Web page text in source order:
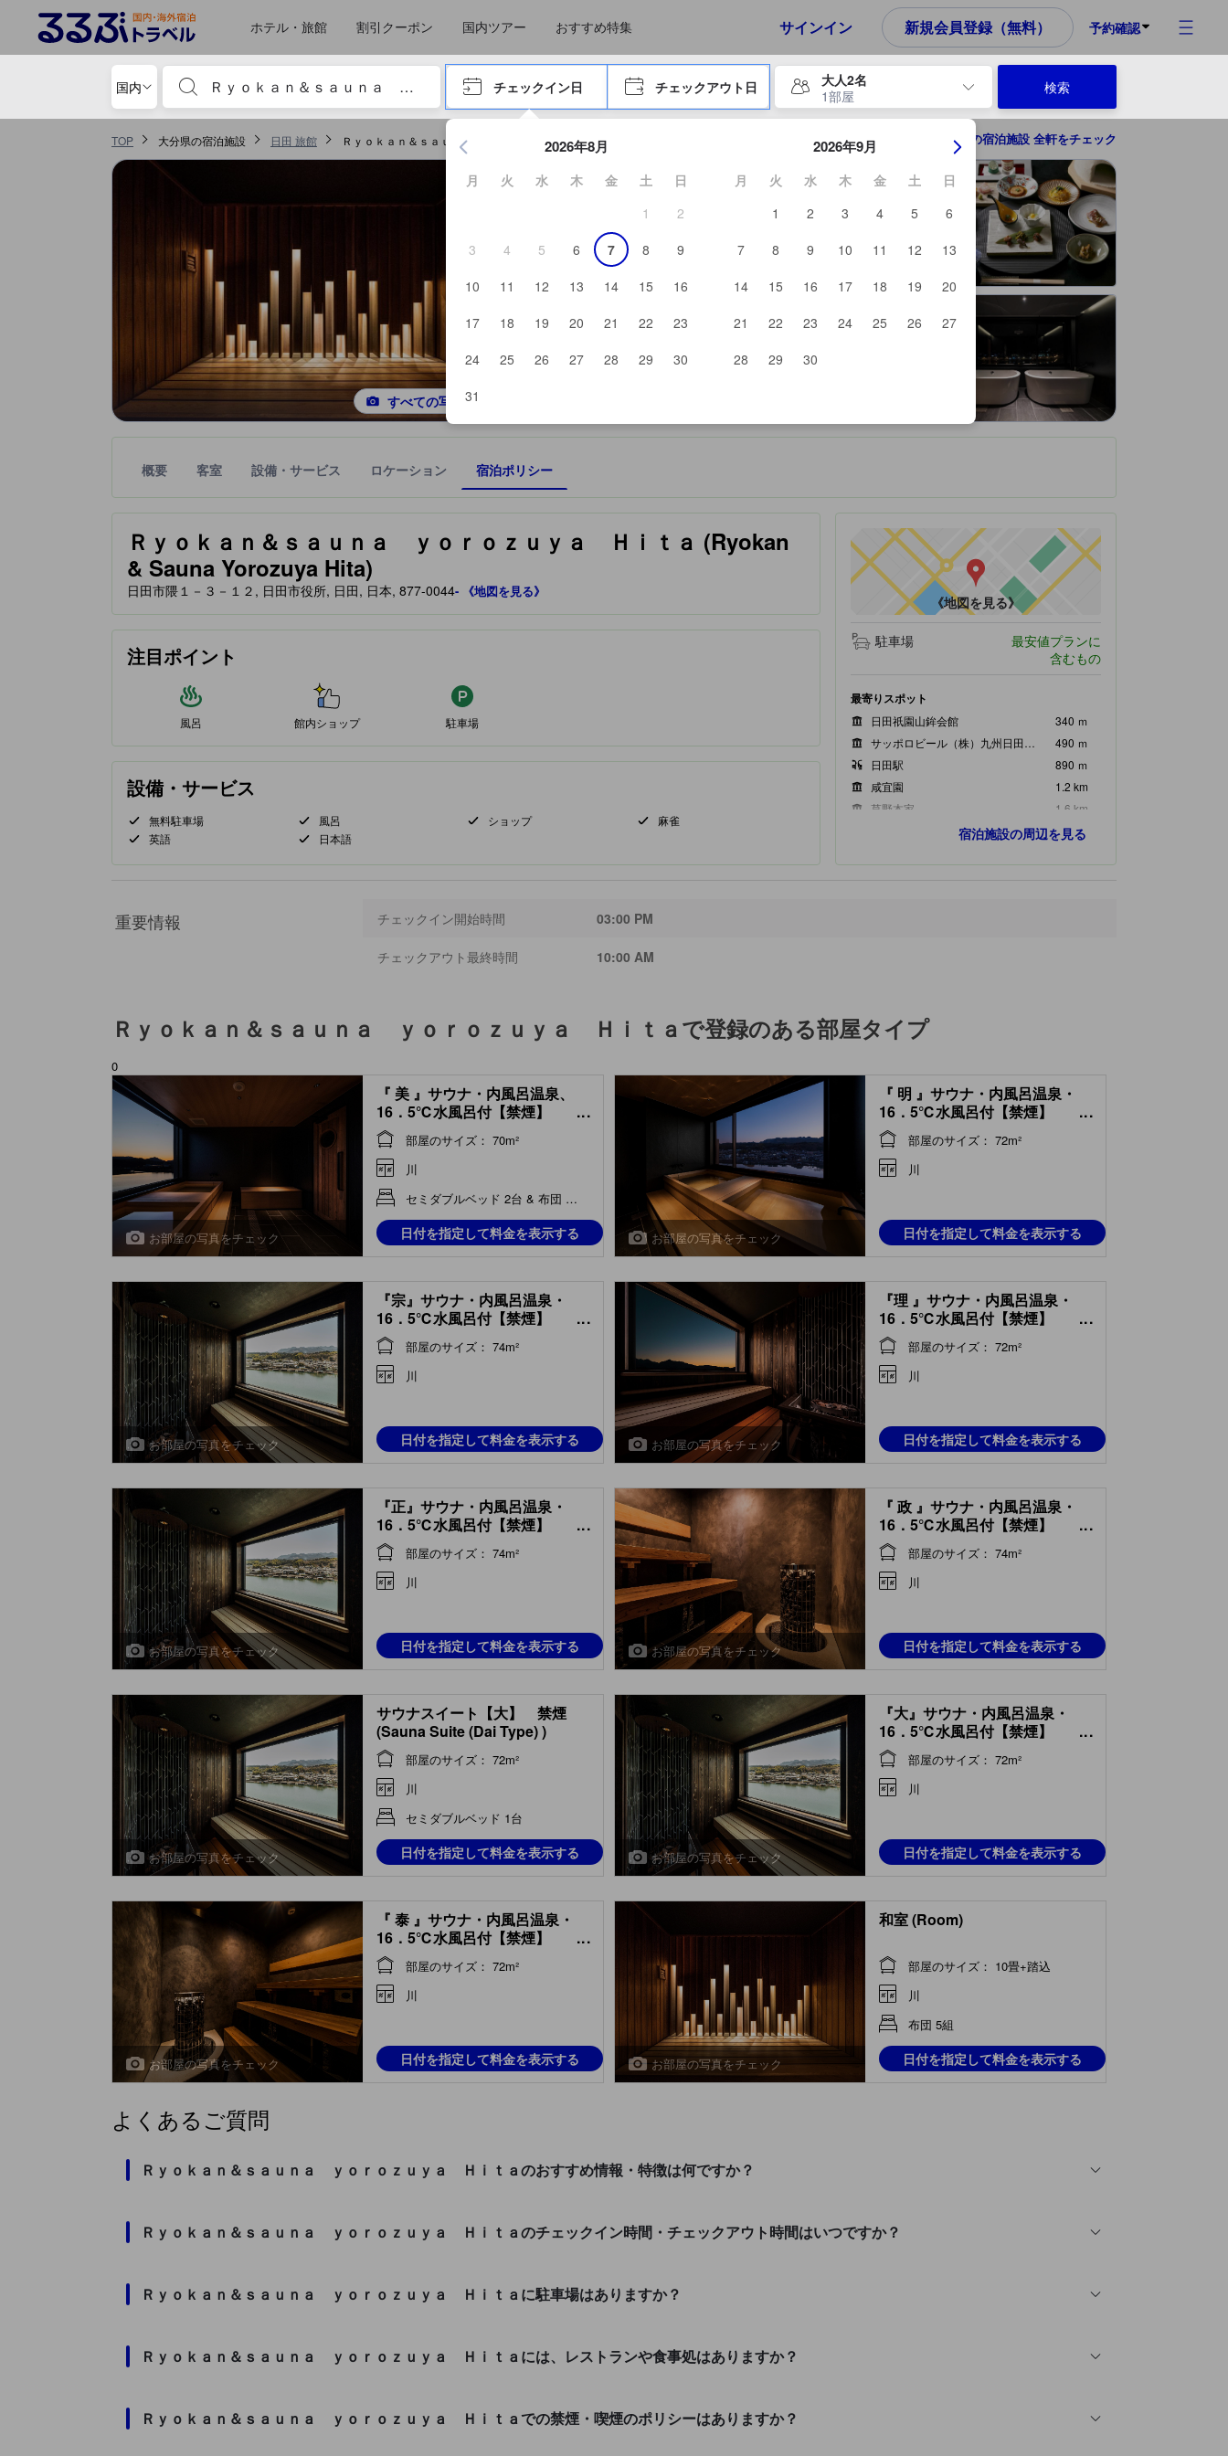
ホテル・旅館 割引クーポン 国内ツアー おすすめ特集 サインイン 新規会員登録（無料） 予約確認
国内
宿泊施設名やキーワードを入力し、矢印キーやタブキーで進み、エンターキーを押して内容を確定して、検索します。
チェックイン日 チェックアウト日
大人2名
1部屋
エンターキーを押して日付選択画面の操作を開始します。方向キーを使用して、チェックイン日とチェックアウト日を移動します。
2026年8月
月 火 水 木 金 土
日
1
2
3
4 5 6 7 8
9
10
11 12 13 14 15
16
17
18 19 20 21 22
23
24
25 26 27 28 29
30
31
2026年9月
月 火 水 木 金 土
日
1
2 3 4 5
6
7
8 9 10 11 12
13
14
15 16 17 18 19
20
21
22 23 24 25 26
27
28
29 30
検索
TOP 大分県の宿泊施設 日田 旅館 Ｒｙｏｋａｎ＆ｓａｕｎａ ｙｏｒｏｚｕｙａ Ｈｉｔａを予約する 日田の宿泊施設 全軒をチェック
すべての写真を見る
概要 客室 設備・サービス ロケーション 宿泊ポリシー
Ｒｙｏｋａｎ＆ｓａｕｎａ ｙｏｒｏｚｕｙａ Ｈｉｔａ (Ryokan
& Sauna Yorozuya Hita)
tooltip
星評価は、提携サイトから受け取った情報であり、宿泊施設に備わっていると予測される快適さや客室のレベルを示すものです。
日田市隈１－３－１２, 日田市役所, 日田, 日本, 877-0044- 《地図を見る》
注目ポイント
風呂 館内ショップ 駐車場
設備・サービス
無料駐車場 風呂 ショップ
麻雀
英語
日本語
《地図を見る》
駐車場
最安値プランに
含むもの
最寄りスポット
日田祇園山鉾会館
340 ｍ
サッポロビール（株）九州日田工場
490 ｍ
日田駅
890 ｍ
咸宜園
1.2 km
草野本家
1.6 km
宿泊施設の周辺を見る
重要情報 チェックイン開始時間 03:00 PM
チェックアウト最終時間 10:00 AM
Ｒｙｏｋａｎ＆ｓａｕｎａ ｙｏｒｏｚｕｙａ Ｈｉｔａで登録のある部屋タイプ
0
お部屋の写真をチェック
『 美 』サウナ・内風呂温泉、
16．5℃水風呂付【禁煙】
(Room with Sauna, Indoor Hot
Spring Bath & Cold Water
Bath (Utsukushi Type) )
...
部屋のサイズ： 70m²
川
セミダブルベッド 2台 & 布団 2組
日付を指定して料金を表示する お部屋の写真をチェック
『 明 』サウナ・内風呂温泉・
16．5℃水風呂付【禁煙】
(Room with Sauna, Indoor Hot
Spring Bath & Cold Water
Bath (Akari Type) )
...
部屋のサイズ： 72m²
川
日付を指定して料金を表示する
お部屋の写真をチェック
『宗』サウナ・内風呂温泉・
16．5℃水風呂付【禁煙】
(Room with Sauna, Indoor Hot
Spring Bath & Cold Water
Bath (Sou Type) )
...
部屋のサイズ： 74m²
川
日付を指定して料金を表示する お部屋の写真をチェック
『理 』サウナ・内風呂温泉・
16．5℃水風呂付【禁煙】
(Room with Sauna, Indoor Hot
Spring Bath & Cold Water
Bath (Kotowari Type) )
...
部屋のサイズ： 72m²
川
日付を指定して料金を表示する
お部屋の写真をチェック
『正』サウナ・内風呂温泉・
16．5℃水風呂付【禁煙】
(Room with Sauna, Indoor Hot
Spring Bath & Cold Water
Bath (Syou Type) )
...
部屋のサイズ： 74m²
川
日付を指定して料金を表示する お部屋の写真をチェック
『 政 』サウナ・内風呂温泉・
16．5℃水風呂付【禁煙】
(Room with Sauna, Indoor Hot
Spring Bath & Cold Water
Bath (Matsuri Type) )
...
部屋のサイズ： 74m²
川
日付を指定して料金を表示する
お部屋の写真をチェック
サウナスイート【大】 禁煙
(Sauna Suite (Dai Type) )
部屋のサイズ： 72m²
川
セミダブルベッド 1台
日付を指定して料金を表示する お部屋の写真をチェック
『大』サウナ・内風呂温泉・
16．5℃水風呂付【禁煙】
(Room with Sauna, Indoor Hot
Spring Bath & Cold Water
Bath (Dai Type) )
...
部屋のサイズ： 72m²
川
日付を指定して料金を表示する
お部屋の写真をチェック
『 泰 』サウナ・内風呂温泉・
16．5℃水風呂付【禁煙】
(Room with Sauna, Indoor Hot
Spring Bath & Cold Water
Bath (Yasuraka Type) )
...
部屋のサイズ： 72m²
川
日付を指定して料金を表示する お部屋の写真をチェック
和室 (Room)
部屋のサイズ： 10畳+踏込
川
布団 5組
日付を指定して料金を表示する
よくあるご質問
Ｒｙｏｋａｎ＆ｓａｕｎａ ｙｏｒｏｚｕｙａ Ｈｉｔａのおすすめ情報・特徴は何ですか？
Ｒｙｏｋａｎ＆ｓａｕｎａ ｙｏｒｏｚｕｙａ Ｈｉｔａのチェックイン時間・チェックアウト時間はいつですか？
Ｒｙｏｋａｎ＆ｓａｕｎａ ｙｏｒｏｚｕｙａ Ｈｉｔａに駐車場はありますか？
Ｒｙｏｋａｎ＆ｓａｕｎａ ｙｏｒｏｚｕｙａ Ｈｉｔａには、レストランや食事処はありますか？
Ｒｙｏｋａｎ＆ｓａｕｎａ ｙｏｒｏｚｕｙａ Ｈｉｔａでの禁煙・喫煙のポリシーはありますか？